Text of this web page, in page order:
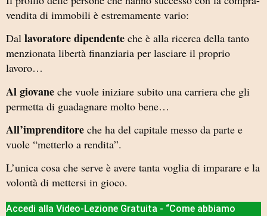
vendita di immobili è estremamente vario:
Dal lavoratore dipendente che è alla ricerca della tanto
menzionata libertà finanziaria per lasciare il proprio
lavoro…
Al giovane che vuole iniziare subito una carriera che gli
permetta di guadagnare molto bene…
All’imprenditore che ha del capitale messo da parte e
vuole “metterlo a rendita”.
L’unica cosa che serve è avere tanta voglia di imparare e la
volontà di mettersi in gioco.
Accedi alla Video-Lezione Gratuita - “Come abbiamo